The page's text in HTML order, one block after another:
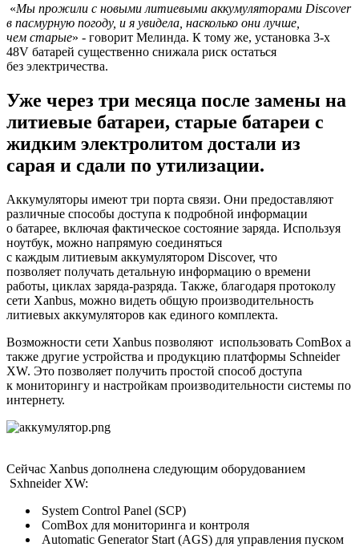
«Мы прожили с новыми литиевыми аккумуляторами Discover
в пасмурную погоду, и я увидела, насколько они лучше,
чем старые» - говорит Мелинда. К тому же, установка 3-х
48V батарей существенно снижала риск остаться
без электричества.
Уже через три месяца после замены на
литиевые батареи, старые батареи с
жидким электролитом достали из
сарая и сдали по утилизации.
Аккумуляторы имеют три порта связи. Они предоставляют
различные способы доступа к подробной информации
о батарее, включая фактическое состояние заряда. Используя
ноутбук, можно напрямую соединяться
с каждым литиевым аккумулятором Discover, что
позволяет получать детальную информацию о времени
работы, циклах заряда-разряда. Также, благодаря протоколу
сети Xanbus, можно видеть общую производительность
литиевых аккумуляторов как единого комплекта.
Возможности сети Xanbus позволяют использовать ComBox а
также другие устройства и продукцию платформы Schneider
XW. Это позволяет получить простой способ доступа
к мониторингу и настройкам производительности системы по
интернету.
Сейчас Xanbus дополнена следующим оборудованием
Sxhneider XW:
System Control Panel (SCP)
ComBox для мониторинга и контроля
Automatic Generator Start (AGS) для управления пуском